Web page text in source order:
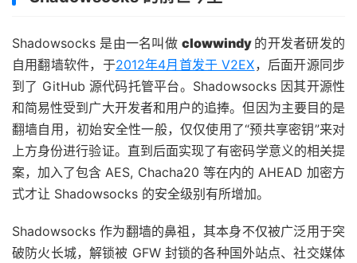
Shadowsocks 是由一名叫做clowwindy 的开发者研发的
自用翻墙软件，于2012年4月首发于 V2EX，后面开源同步
到了 GitHub 源代码托管平台。Shadowsocks 因其开源性
和简易性受到广大开发者和用户的追捧。但因为主要目的是
翻墙自用，初始安全性一般，仅仅使用了“预共享密钥”来对
上方身份进行验证。直到后面实现了有密码学意义的相关提
案，加入了包含 AES, Chacha20 等在内的 AHEAD 加密方
式才让 Shadowsocks 的安全级别有所增加。
Shadowsocks 作为翻墙的鼻祖，其本身不仅被广泛用于突
破防火长城，解锁被 GFW 封锁的各种国外站点、社交媒体